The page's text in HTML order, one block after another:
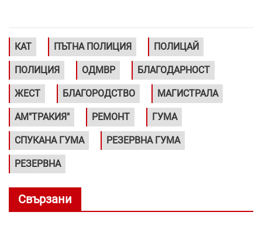
КАТ ПЪТНА ПОЛИЦИЯ ПОЛИЦАЙ
ПОЛИЦИЯ ОДМВР БЛАГОДАРНОСТ
ЖЕСТ БЛАГОРОДСТВО МАГИСТРАЛА
АМ"ТРАКИЯ" РЕМОНТ ГУМА
СПУКАНА ГУМА РЕЗЕРВНА ГУМА
РЕЗЕРВНА
Свързани